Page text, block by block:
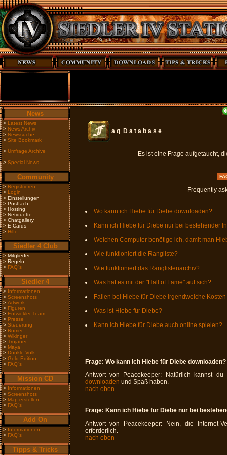
News
> Latest News
> News Archiv
> Newssuche
> Site Bookmark
> Umfrage Archive
> Special News
Community
> Registrieren
> Login
> Einstellungen
> Postfach
> Hosting
> Netiquette
> Chatgallery
> E-Cards
> Hilfe
Siedler 4 Club
> Mitglieder
> Regeln
> FAQ´s
Siedler 4
> Informationen
> Screenshots
> Artwork
> Figuren
> Entwickler Team
> Presse
> Steuerung
> Römer
> Wikinger
> Trojaner
> Maya
> Dunkle Volk
> Gold Edition
> FAQ´s
Mission CD
> Informationen
> Screenshots
> Map erstellen
> FAQ´s
Add On
> Informationen
> FAQ´s
Tipps & Tricks
a q D a t a b a s e
Es ist eine Frage aufgetaucht,
Frequently
Wo kann ich Hiebe für Diebe downloaden?
Kann ich Hiebe für Diebe nur bei bestehender
Welchen Computer benötige ich, damit man
Wie funktioniert die Rangliste?
Wie funktioniert das Ranglistenarchiv?
Was hat es mit der "Hall of Fame" auf sich?
Fallen bei Hiebe für Diebe irgendwelche
Was ist Hiebe für Diebe?
Kann ich Hiebe für Diebe auch online spielen?
Frage: Wo kann ich Hiebe für Diebe downloaden?
Antwort von Peacekeeper: Natürlich kannst
downloaden und Spaß haben.
nach oben
Frage: Kann ich Hiebe für Diebe nur bei
Antwort von Peacekeeper: Nein, die Internet-
erforderlich.
nach oben